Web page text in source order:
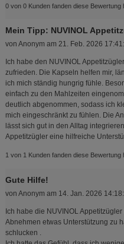
0 von 0 Kunden fanden diese Bewertung
Mein Tipp: NUVINOL
von Anonym am 21. Feb. 2026
Ich habe den NUVINOL
zufrieden. Die Kapseln helfen mir,
ich mich ständig hungrig fühle.
einfach zu den Mahlzeiten
deutlich abgenommen, sodass ich
mich eingeschränkt zu fühlen. Die
lässt sich gut in den Alltag
Appetitzügler eine hilfreiche
1 von 1 Kunden fanden diese Bewertung
Gute Hilfe!
von Anonym am 14. Jan. 2026
Ich habe die NUVINOL
Abnehmen etwas Unterstützung zu
schlucken .